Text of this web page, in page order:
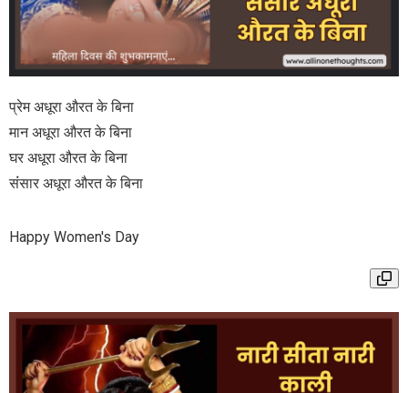
प्रेम अधूरा औरत के बिना
मान अधूरा औरत के बिना
घर अधूरा औरत के बिना
संंसार अधूरा औरत के बिना
Happy Women's Day